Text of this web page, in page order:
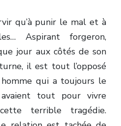
qu’à punir le mal et à
Aspirant forgeron,
jour aux côtés de son
il est tout l’opposé
qui a toujours le
tout pour vivre
terrible tragédie.